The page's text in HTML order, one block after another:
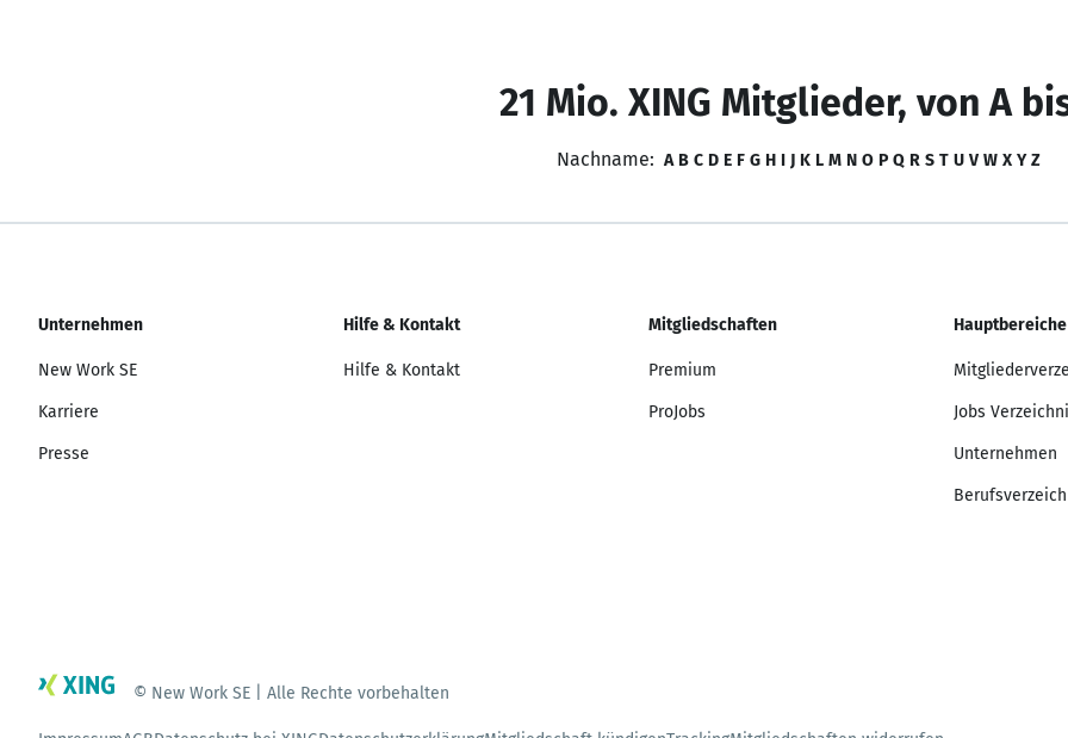
21 Mio. XING Mitglieder, von A
Nachname: A B C D E F G H I J K L M N O P Q R S T U V W X Y Z
Unternehmen
New Work SE
Karriere
Presse
Hilfe & Kontakt
Hilfe & Kontakt
Mitgliedschaften
Premium
ProJobs
Hauptbereiche
Jobs
Unternehmen
© New Work SE | Alle Rechte vorbehalten